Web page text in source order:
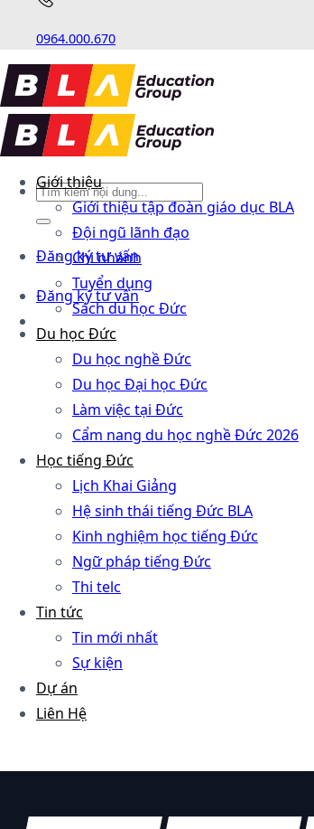
0964.000.670
Đăng ký tư vấn
Đăng ký tư vấn
Giới thiệu
Giới thiệu tập đoàn giáo dục BLA
Đội ngũ lãnh đạo
Chi nhánh
Tuyển dụng
Sách du học Đức
Du học Đức
Du học nghề Đức
Du học Đại học Đức
Làm việc tại Đức
Cẩm nang du học nghề Đức 2026
Học tiếng Đức
Lịch Khai Giảng
Hệ sinh thái tiếng Đức BLA
Kinh nghiệm học tiếng Đức
Ngữ pháp tiếng Đức
Thi telc
Tin tức
Tin mới nhất
Sự kiện
Dự án
Liên Hệ